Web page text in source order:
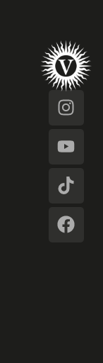
I
n
t
g
a
m
Y
o
t
b
T
i
t
k
F
a
e
o
k